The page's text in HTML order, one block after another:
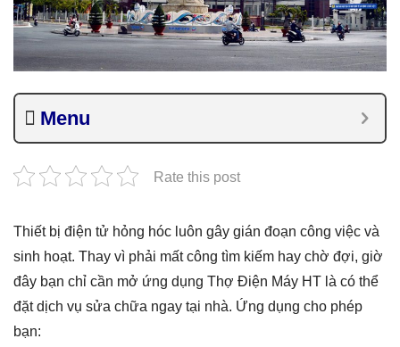
Menu
Rate this post
Thiết bị điện tử hỏng hóc luôn gây gián đoạn công việc và
sinh hoạt. Thay vì phải mất công tìm kiếm hay chờ đợi, giờ
đây bạn chỉ cần mở ứng dụng Thợ Điện Máy HT là có thể
đặt dịch vụ sửa chữa ngay tại nhà. Ứng dụng cho phép
bạn: